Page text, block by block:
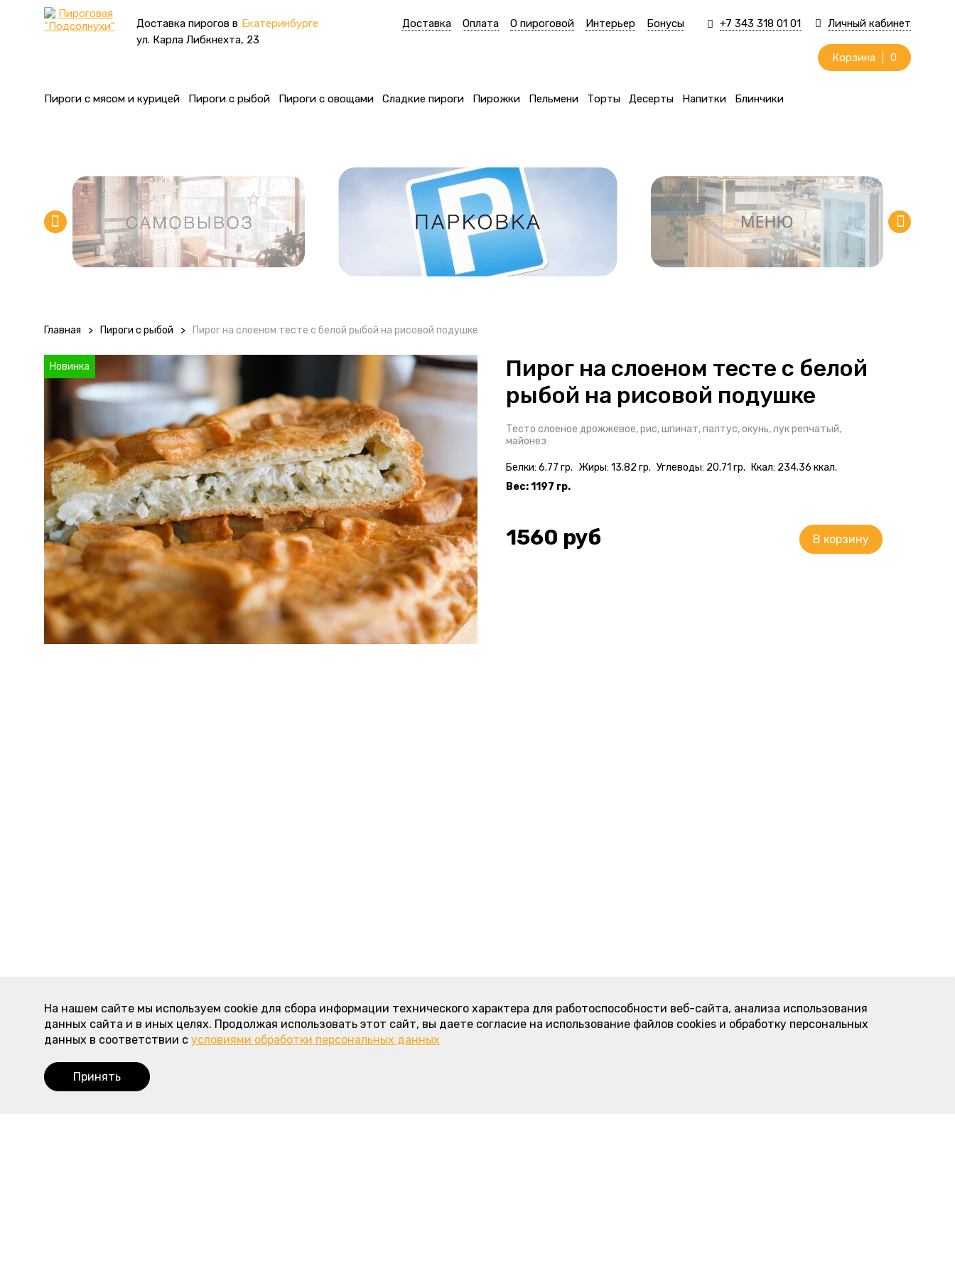
Доставка пирогов в Екатеринбурге
ул. Карла Либкнехта, 23
Личный кабинет
+7 343 318 01 01
Доставка Оплата О пироговой Интерьер Бонусы
Корзина 0
Пироги с мясом и курицей Пироги с рыбой Пироги с овощами Сладкие пироги Пирожки Пельмени Торты Десерты Напитки Блинчики
Главная > Пироги с рыбой > Пирог на слоеном тесте с белой рыбой на рисовой подушке
Новинка
Пирог на слоеном тесте с белой
рыбой на рисовой подушке
Тесто слоеное дрожжевое, рис, шпинат, палтус, окунь, лук репчатый,
майонез
Белки: 6.77 гр. Жиры: 13.82 гр. Углеводы: 20.71 гр.
Ккал: 234.36 ккал.
Вес: 1197 гр.
1560 руб
На нашем сайте мы используем cookie для сбора информации технического характера для работоспособности веб-сайта, анализа использования
данных сайта и в иных целях. Продолжая использовать этот сайт, вы даете согласие на использование файлов cookies и обработку персональных
данных в соответствии с условиями обработки персональных данных
Принять